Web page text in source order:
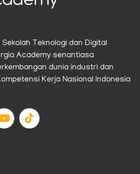
Teknologi dan Digital
Academy senantiasa
dunia industri dan
Kerja Nasional Indonesia
Y
o
u
T
i
k